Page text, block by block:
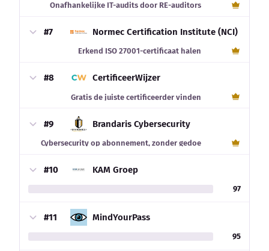
Onafhankelijke IT-audits door RE-auditors
#7 Normec Certification Institute (NCI)
Erkend ISO 27001-certificaat halen
#8 CertificeerWijzer
Gratis de juiste certificeerder vinden
#9 Brandaris Cybersecurity
Cybersecurity op abonnement, zonder gedoe
#10 KAM Groep
97
#11 MindYourPass
95